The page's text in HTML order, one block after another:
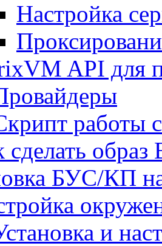
Настройка
API для
работы
сделать
БУС/КП
и